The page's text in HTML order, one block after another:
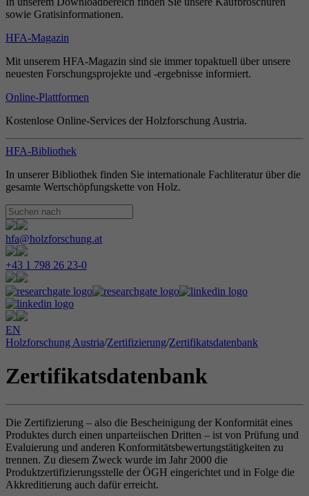
sowie Gratisinformationen.
HFA-Magazin
Mit unserem HFA-Magazin sind sie immer topaktuell über unsere
neuesten Forschungsprojekte und -ergebnisse informiert.
Online-Plattformen
Kostenlose Online-Services der Holzforschung Austria.
HFA-Bibliothek
In unserer Bibliothek finden Sie internationale Fachliteratur über die
gesamte Wertschöpfungskette von Holz.
hfa@holzforschung.at
+43 1 798 26 23-0
EN
Holzforschung Austria/Zertifizierung/Zertifikatsdatenbank
Zertifikatsdatenbank
Die Zertifizierung – also die Bescheinigung der Konformität eines
Produktes durch einen unparteiischen Dritten – ist von Prüfung und
Evaluierung und anderen Konformitätsbewertungstätigkeiten zu
trennen. Zu diesem Zweck wurde im Jahr 2000 die
Produktzertifizierungsstelle der ÖGH eingerichtet und in Folge die
Akkreditierung auch dafür erreicht.